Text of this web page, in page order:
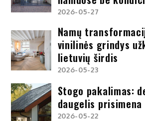
2026-05-27
Namų
vinilinės grindys
lietuvių širdis
2026-05-23
Stogo pakalimas:
daugelis prisimena
2026-05-22